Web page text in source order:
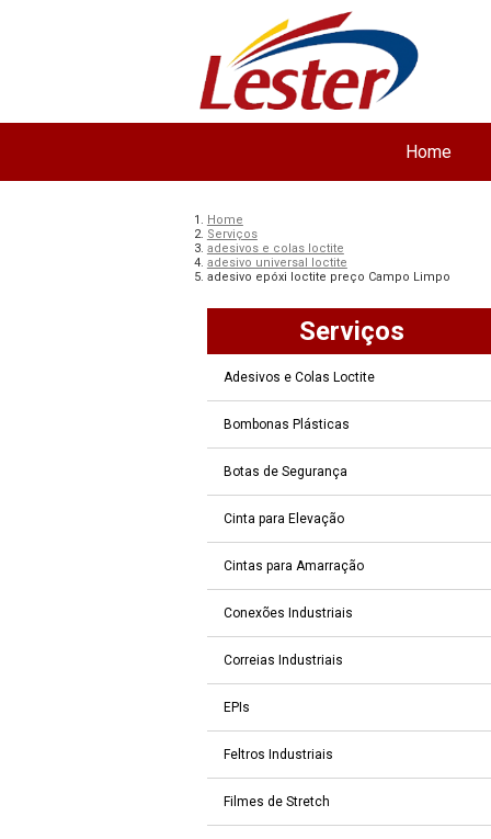
Home
Home
Serviços
adesivos e colas loctite
adesivo universal loctite
adesivo epóxi loctite preço Campo Limpo
Serviços
Adesivos e Colas Loctite
Bombonas Plásticas
Botas de Segurança
Cinta para Elevação
Cintas para Amarração
Conexões Industriais
Correias Industriais
EPIs
Feltros Industriais
Filmes de Stretch